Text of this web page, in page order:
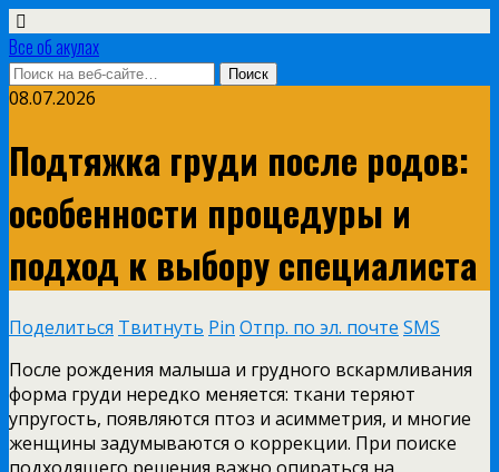
Все об акулах
08.07.2026
Подтяжка груди после родов:
особенности процедуры и
подход к выбору специалиста
Поделиться Твитнуть Pin Отпр. по эл. почте SMS
После рождения малыша и грудного вскармливания
форма груди нередко меняется: ткани теряют
упругость, появляются птоз и асимметрия, и многие
женщины задумываются о коррекции. При поиске